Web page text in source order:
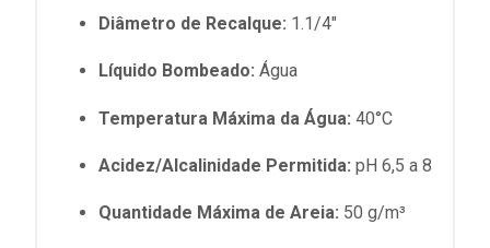
Diâmetro de Recalque: 1.1/4"
Líquido Bombeado: Água
Temperatura Máxima da Água: 40°C
Acidez/Alcalinidade Permitida: pH 6,5 a 8
Quantidade Máxima de Areia: 50 g/m³